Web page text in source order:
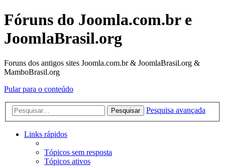
Fóruns do Joomla.com.br e
JoomlaBrasil.org
Foruns dos antigos sites Joomla.com.br & JoomlaBrasil.org &
MamboBrasil.org
Pular para o conteúdo
Pesquisar Pesquisa avançada
Links rápidos
Tópicos sem resposta
Tópicos ativos